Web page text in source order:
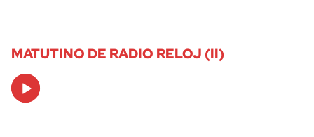
MATUTINO DE RADIO RELOJ (II)
Audio
Player